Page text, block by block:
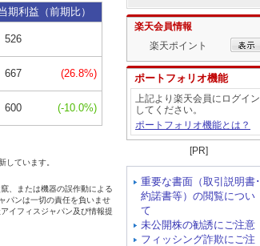
楽天会員情報
楽天ポイント
ポートフォリオ機能
上記より楽天会員にログイン
してください。
ポートフォリオ機能とは？
[PR]
重要な書面（取引説明書･
約諾書等）の閲覧につい
て
未公開株の勧誘にご注意
フィッシング詐欺にご注